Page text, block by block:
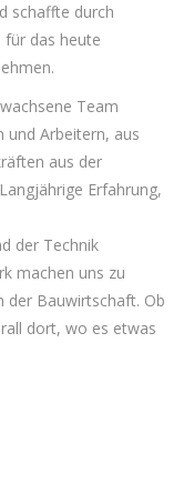
schaffte durch
für das heute
Team
und Arbeitern, aus
aus der
Erfahrung,
der Technik
machen uns zu
der Bauwirtschaft. Ob
dort, wo es etwas